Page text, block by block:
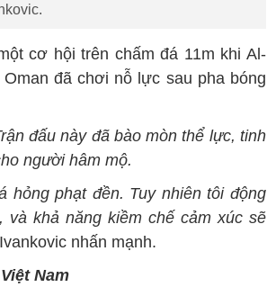
cơ hội trên chấm đá 11m khi Al-
đã chơi nỗ lực sau pha bóng
đấu này đã bào mòn thể lực, tinh
người hâm mộ.
hỏng phạt đền. Tuy nhiên tôi động
và khả năng kiềm chế cảm xúc sẽ
nhấn mạnh.
Nam